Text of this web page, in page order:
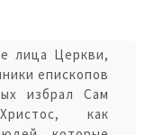
лица Церкви,
епископов
избрал Сам
как